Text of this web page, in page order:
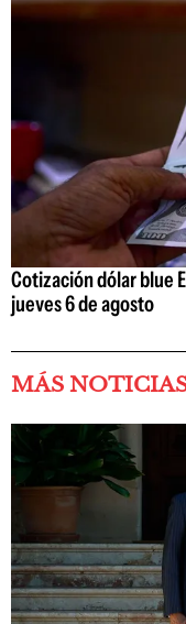
Cotización dólar blue
jueves 6 de agosto
MÁS